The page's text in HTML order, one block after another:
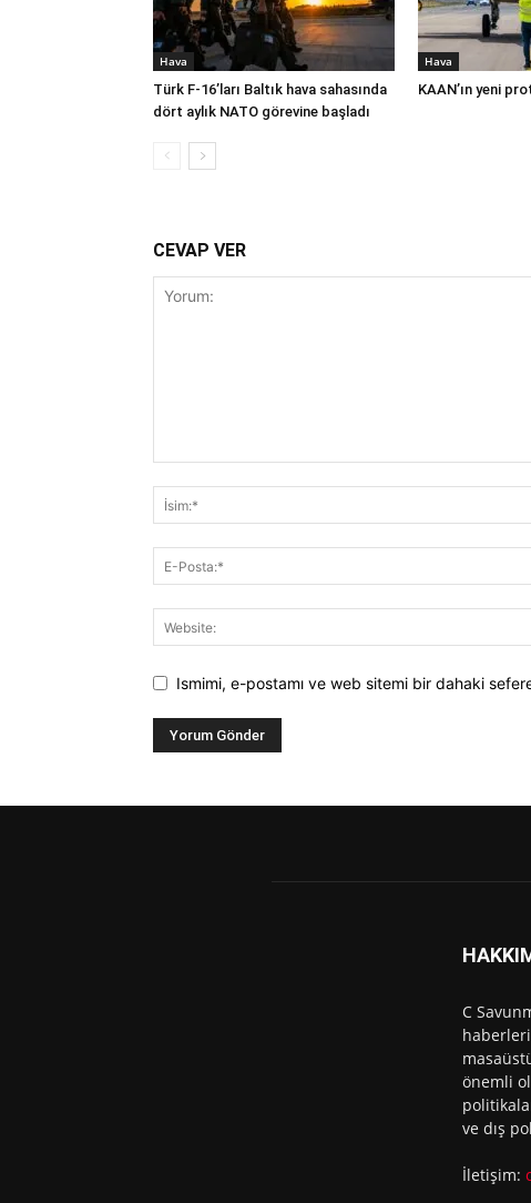
Hava
Türk F-16’ları Baltık hava sahasında
dört aylık NATO görevine başladı
Hava
KAAN’ın yeni
CEVAP VER
Ismimi, e-postamı ve web sitemi bir dahaki
C
önemli
ve dış
İletişim: